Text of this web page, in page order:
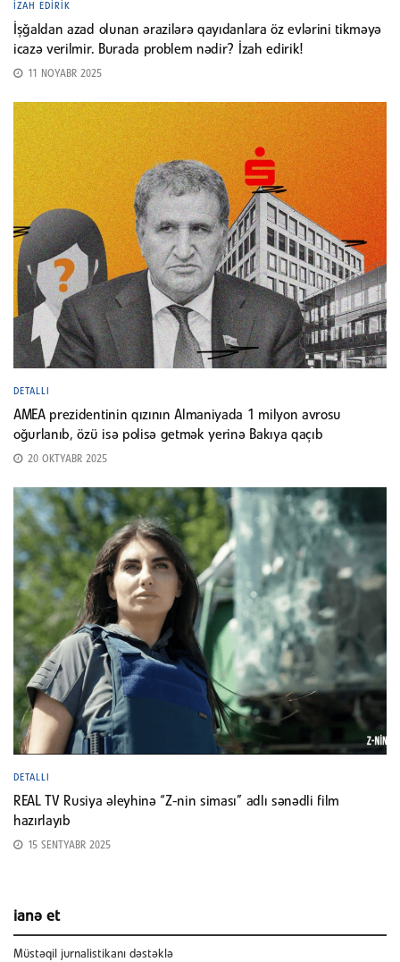
İZAH EDIRIK
İşğaldan azad olunan ərazilərə qayıdanlara öz evlərini tikməyə
icazə verilmir. Burada problem nədir? İzah edirik!
11 NOYABR 2025
DETALLI
AMEA prezidentinin qızının Almaniyada 1 milyon avrosu
oğurlanıb, özü isə polisə getmək yerinə Bakıya qaçıb
20 OKTYABR 2025
DETALLI
REAL TV Rusiya əleyhinə “Z-nin siması” adlı sənədli film
hazırlayıb
15 SENTYABR 2025
ianə et
Müstəqil jurnalistikanı dəstəklə